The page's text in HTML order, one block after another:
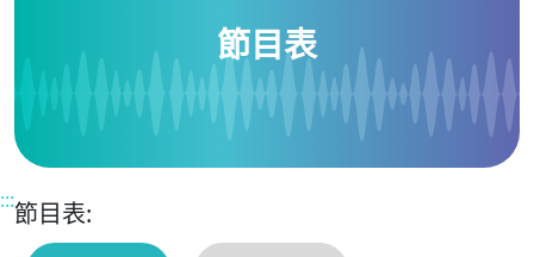
節目表
:::節目表: